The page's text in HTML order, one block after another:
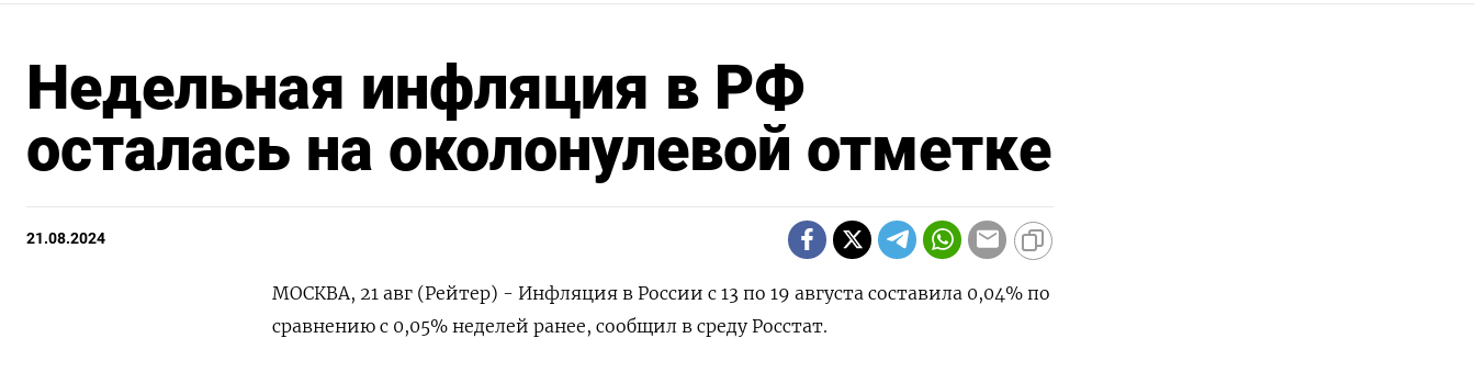
Недельная инфляция в РФ
осталась на околонулевой отметке
21.08.2024
МОСКВА, 21 авг (Рейтер) - Инфляция в России с 13 по 19 августа составила 0,04% по
сравнению с 0,05% неделей ранее, сообщил в среду Росстат.